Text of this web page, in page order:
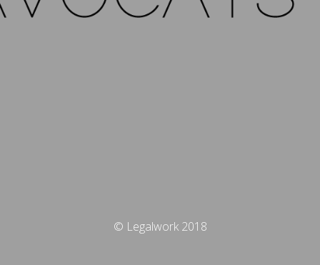
© Legalwork 2018